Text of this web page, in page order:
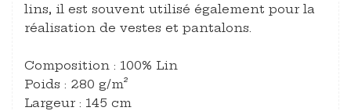
lins, il est souvent utilisé également pour la
réalisation de vestes et pantalons.
Composition : 100% Lin
Poids : 280 g/m²
Largeur : 145 cm